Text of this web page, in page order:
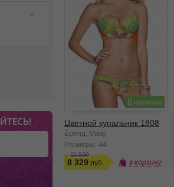
В наличии
Цветной купальник 1808
Бренд: Maaji
Размеры: 44
11 899
8 329 в корзину